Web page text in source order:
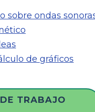
sobre ondas
de gráficos
TRABAJO